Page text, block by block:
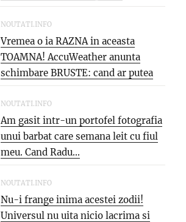
saptamana: aproape 40°C si
PARJOL...
NOUTATI.INFO
Vremea o ia RAZNA in aceasta
TOAMNA! AccuWeather anunta
schimbare BRUSTE: cand ar putea
veni...
NOUTATI.INFO
Am gasit intr-un portofel fotografia
unui barbat care semana leit cu fiul
meu. Cand Radu...
NOUTATI.INFO
Nu-i frange inima acestei zodii!
Universul nu uita nicio lacrima si